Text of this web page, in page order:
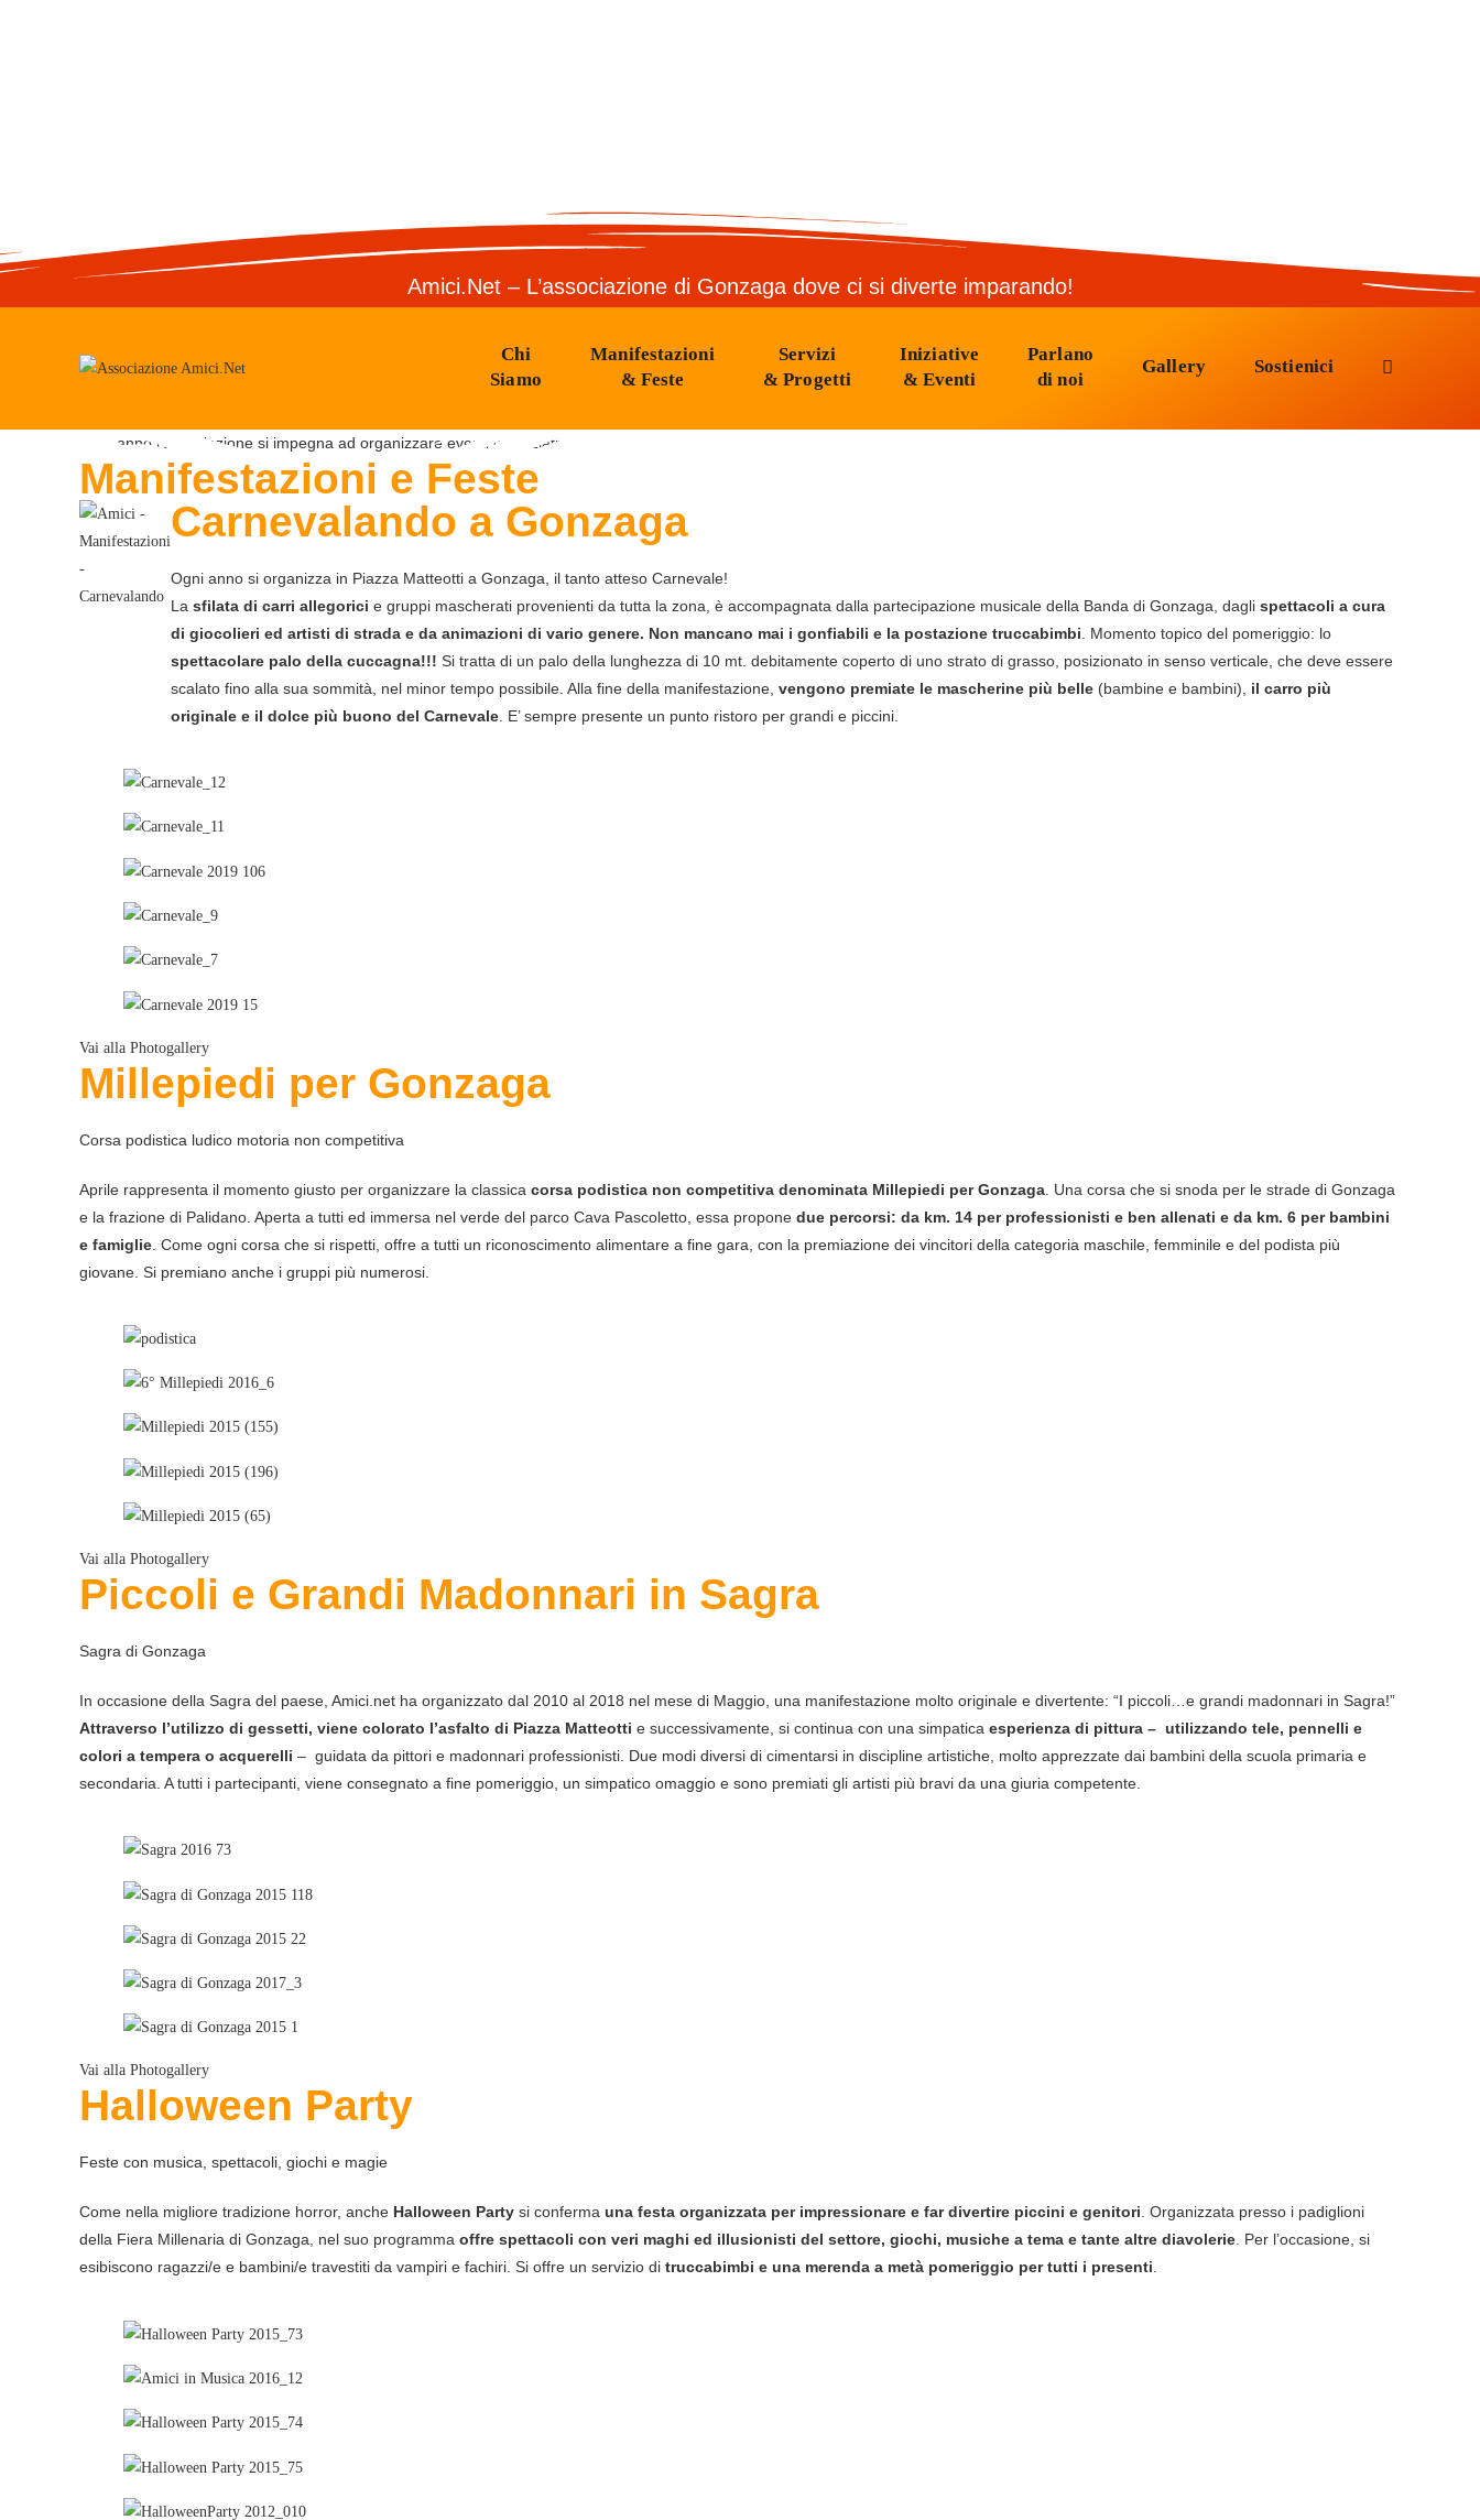
Amici.Net – L’associazione di Gonzaga dove ci si diverte imparando!
Chi
Siamo
Manifestazioni
& Feste
Servizi
& Progetti
Iniziative
& Eventi
Parlano
di noi
Gallery Sostienici
Ogni anno l’associazione si impegna ad organizzare eventi ed iniziative dedicate a tutta la cittadinanza.
Manifestazioni e Feste
Carnevalando a Gonzaga
Ogni anno si organizza in Piazza Matteotti a Gonzaga, il tanto atteso Carnevale!
La sfilata di carri allegorici e gruppi mascherati provenienti da tutta la zona, è accompagnata dalla partecipazione musicale della Banda di Gonzaga, dagli spettacoli a cura
di giocolieri ed artisti di strada e da animazioni di vario genere. Non mancano mai i gonfiabili e la postazione truccabimbi . Momento topico del pomeriggio: lo
spettacolare palo della cuccagna!!! Si tratta di un palo della lunghezza di 10 mt. debitamente coperto di uno strato di grasso, posizionato in senso verticale, che deve essere
scalato fino alla sua sommità, nel minor tempo possibile. Alla fine della manifestazione, vengono premiate le mascherine più belle (bambine e bambini), il carro più
originale e il dolce più buono del Carnevale . E’ sempre presente un punto ristoro per grandi e piccini.
Vai alla Photogallery
Millepiedi per Gonzaga
Corsa podistica ludico motoria non competitiva
Aprile rappresenta il momento giusto per organizzare la classica corsa podistica non competitiva denominata Millepiedi per Gonzaga . Una corsa che si snoda per le strade di Gonzaga
e la frazione di Palidano. Aperta a tutti ed immersa nel verde del parco Cava Pascoletto, essa propone due percorsi: da km. 14 per professionisti e ben allenati e da km. 6 per bambini
e famiglie . Come ogni corsa che si rispetti, offre a tutti un riconoscimento alimentare a fine gara, con la premiazione dei vincitori della categoria maschile, femminile e del podista più
giovane. Si premiano anche i gruppi più numerosi.
Vai alla Photogallery
Piccoli e Grandi Madonnari in Sagra
Sagra di Gonzaga
In occasione della Sagra del paese, Amici.net ha organizzato dal 2010 al 2018 nel mese di Maggio, una manifestazione molto originale e divertente: “I piccoli…e grandi madonnari in Sagra!”
Attraverso l’utilizzo di gessetti, viene colorato l’asfalto di Piazza Matteotti e successivamente, si continua con una simpatica esperienza di pittura – utilizzando tele, pennelli e
colori a tempera o acquerelli – guidata da pittori e madonnari professionisti. Due modi diversi di cimentarsi in discipline artistiche, molto apprezzate dai bambini della scuola primaria e
secondaria. A tutti i partecipanti, viene consegnato a fine pomeriggio, un simpatico omaggio e sono premiati gli artisti più bravi da una giuria competente.
Vai alla Photogallery
Halloween Party
Feste con musica, spettacoli, giochi e magie
Come nella migliore tradizione horror, anche Halloween Party si conferma una festa organizzata per impressionare e far divertire piccini e genitori. Organizzata presso i padiglioni
della Fiera Millenaria di Gonzaga, nel suo programma offre spettacoli con veri maghi ed illusionisti del settore, giochi, musiche a tema e tante altre diavolerie. Per l’occasione, si
esibiscono ragazzi/e e bambini/e travestiti da vampiri e fachiri. Si offre un servizio di truccabimbi e una merenda a metà pomeriggio per tutti i presenti.